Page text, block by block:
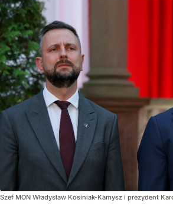
Szef MON Władysław Kosiniak-Kamysz i prezydent